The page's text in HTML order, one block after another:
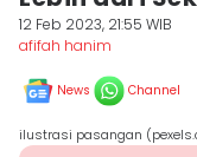
12 Feb 2023, 21:55 WIB
afifah hanim
News Channel
ilustrasi pasangan